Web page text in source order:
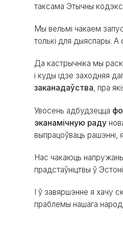
таксама Этычны
Мы вельмі чакаем
толькі для дыяспары. А
Да кастрычніка мы
і куды ідзе заходняя
заканадаўства, пра
Увосень адбудзецца
эканамічную раду
выпрацоўваць рашэнні,
Нас чакаюць
прадстаўніцтвы ў
І ў завяршэнне я хачу
праблемы нашага